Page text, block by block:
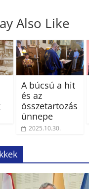
Also Like
A búcsú a hit
és az
összetartozás
ünnepe
2025.10.30.